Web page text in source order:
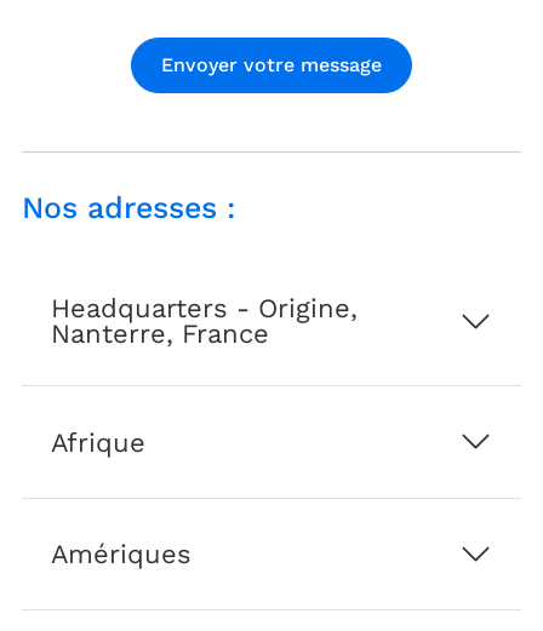
Energies.
marketing,
invitations
des
les
newsletters,
lancements
nouveaux
et
solutions
Nos adresses :
Headquarters - Origine,
Nanterre, France
Afrique
Amériques